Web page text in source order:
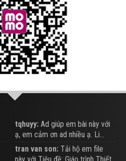
tqhuyy: Ad giúp em bài này với
ạ, em cảm ơn ad nhiều ạ. Li...
tran van son: Tải hộ em file